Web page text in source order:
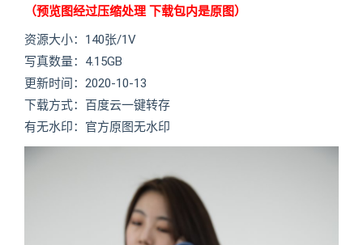
（预览图经过压缩处理 下载包内是原图）
资源大小：140张/1V
写真数量：4.15GB
更新时间：2020-10-13
下载方式：百度云一键转存
有无水印：官方原图无水印